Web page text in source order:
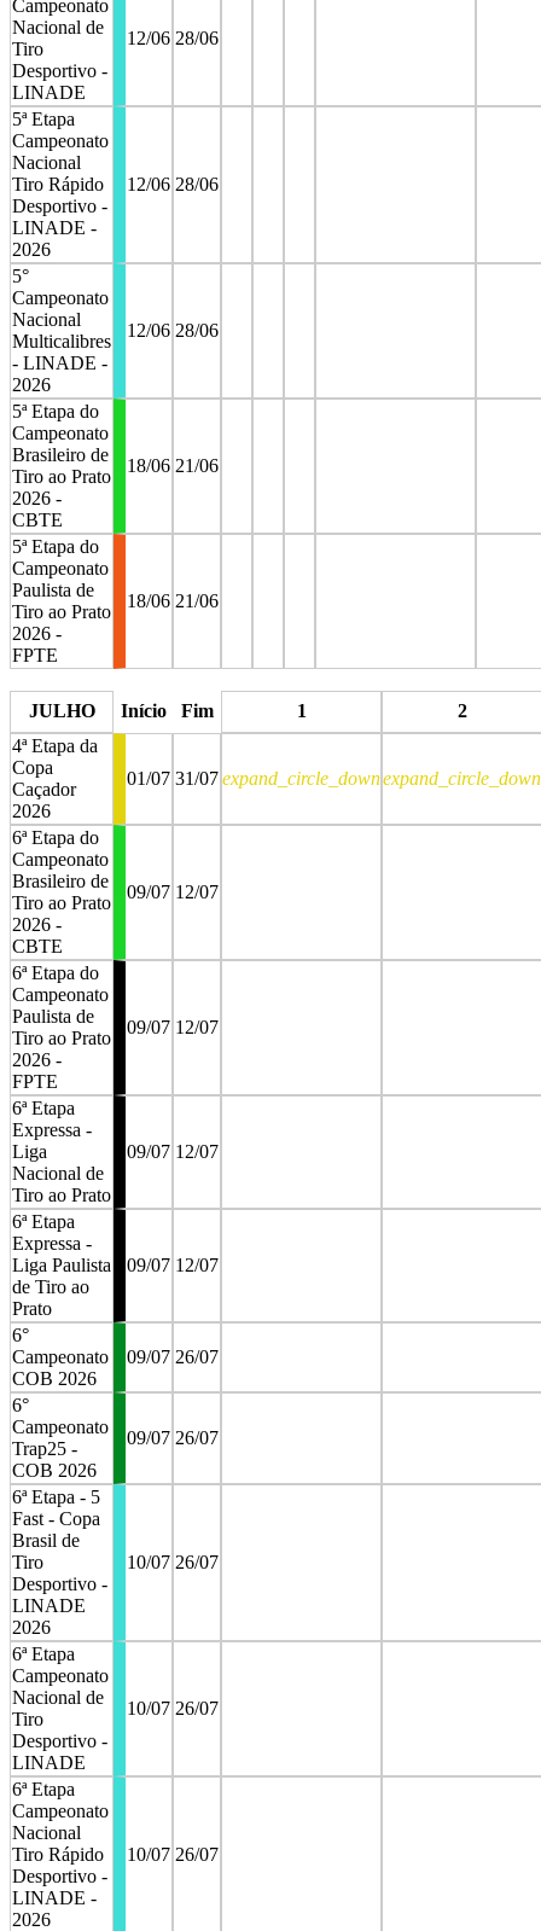
Campeonato
Nacional de
Tiro
Desportivo -
LINADE
12/06 28/06
5ª Etapa
Campeonato
Nacional
Tiro Rápido
Desportivo -
LINADE -
2026
12/06 28/06
5°
Campeonato
Nacional
Multicalibres
- LINADE -
2026
12/06 28/06
5ª Etapa do
Campeonato
Brasileiro de
Tiro ao Prato
2026 -
CBTE
18/06 21/06
5ª Etapa do
Campeonato
Paulista de
Tiro ao Prato
2026 -
FPTE
18/06 21/06
JULHO
Início Fim 1
2
4ª Etapa da
Copa
Caçador
2026
01/07 31/07expand_circle_downexpand_circle_down
6ª Etapa do
Campeonato
Brasileiro de
Tiro ao Prato
2026 -
CBTE
09/07 12/07
6ª Etapa do
Campeonato
Paulista de
Tiro ao Prato
2026 -
FPTE
09/07 12/07
6ª Etapa
Expressa -
Liga
Nacional de
Tiro ao Prato
09/07 12/07
6ª Etapa
Expressa -
Liga Paulista
de Tiro ao
Prato
09/07 12/07
6°
Campeonato
COB 2026
09/07 26/07
6°
Campeonato
Trap25 -
COB 2026
09/07 26/07
6ª Etapa - 5
Fast - Copa
Brasil de
Tiro
Desportivo -
LINADE
2026
10/07 26/07
6ª Etapa
Campeonato
Nacional de
Tiro
Desportivo -
LINADE
10/07 26/07
6ª Etapa
Campeonato
Nacional
Tiro Rápido
Desportivo -
LINADE -
2026
10/07 26/07